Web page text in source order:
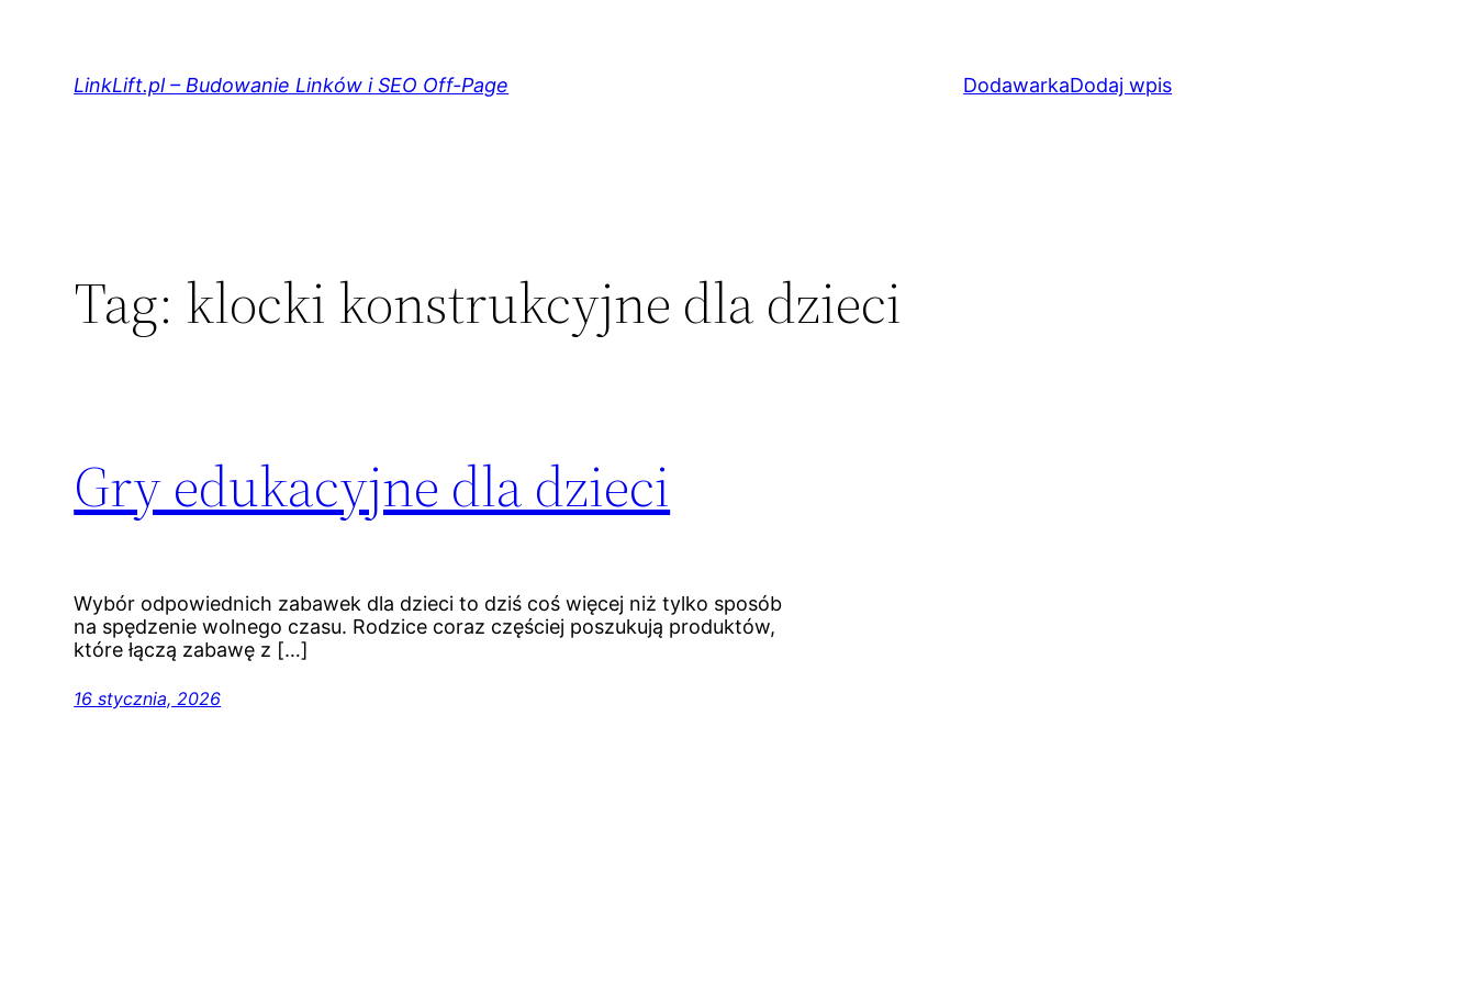
LinkLift.pl – Budowanie Linków i SEO Off-Page
DodawarkaDodaj wpis
Tag: klocki konstrukcyjne dla dzieci
Gry edukacyjne dla dzieci
Wybór odpowiednich zabawek dla dzieci to dziś coś więcej niż tylko sposób
na spędzenie wolnego czasu. Rodzice coraz częściej poszukują produktów,
które łączą zabawę z […]
16 stycznia, 2026